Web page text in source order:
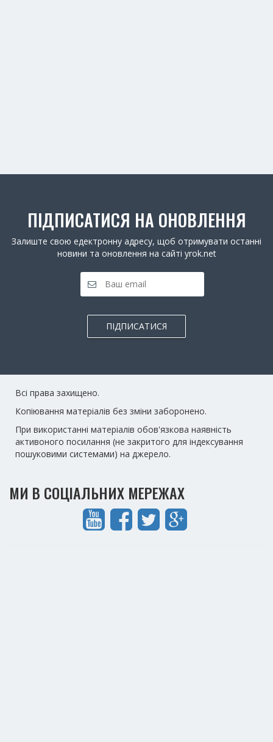
ПІДПИСАТИСЯ НА ОНОВЛЕННЯ
Залиште свою едектронну адресу, щоб отримувати останні
новини та оновлення на сайті yrok.net
ПІДПИСАТИСЯ
Всі права захищено.
Копіювання матеріалів без зміни заборонено.
При використанні матеріалів обов'язкова наявність
активоного посилання (не закритого для індексування
пошуковими системами) на джерело.
МИ В СОЦІАЛЬНИХ МЕРЕЖАХ